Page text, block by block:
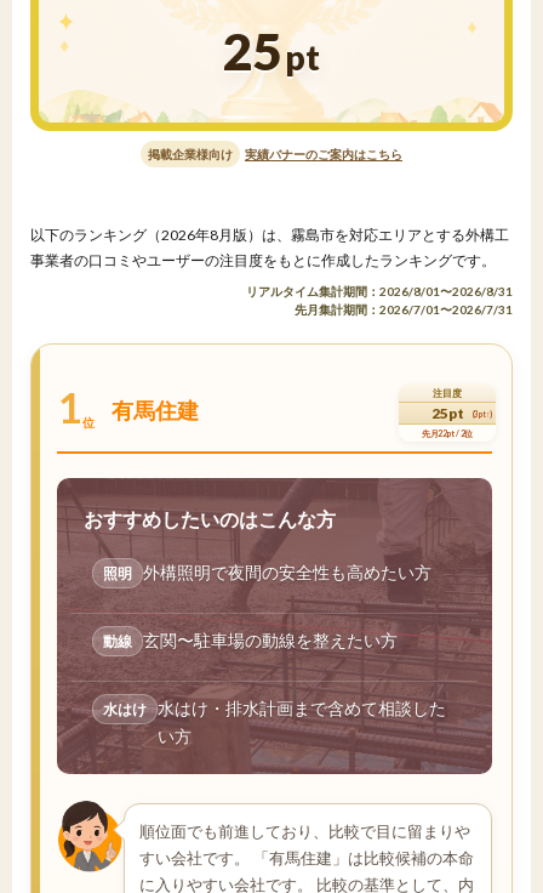
25pt
掲載企業様向け 実績バナーのご案内はこちら
以下のランキング（2026年8月版）は、霧島市を対応エリアとする外構工
事業者の口コミやユーザーの注目度をもとに作成したランキングです。
リアルタイム集計期間：2026/8/01〜2026/8/31
先月集計期間：2026/7/01〜2026/7/31
1位 有馬住建
注目度
25pt (3pt↑)
先月22pt / 2位
おすすめしたいのはこんな方
照明 外構照明で夜間の安全性も高めたい方
動線 玄関〜駐車場の動線を整えたい方
水はけ 水はけ・排水計画まで含めて相談した
い方
順位面でも前進しており、比較で目に留まりや
すい会社です。 「有馬住建」は比較候補の本命
に入りやすい会社です。 比較の基準として、内